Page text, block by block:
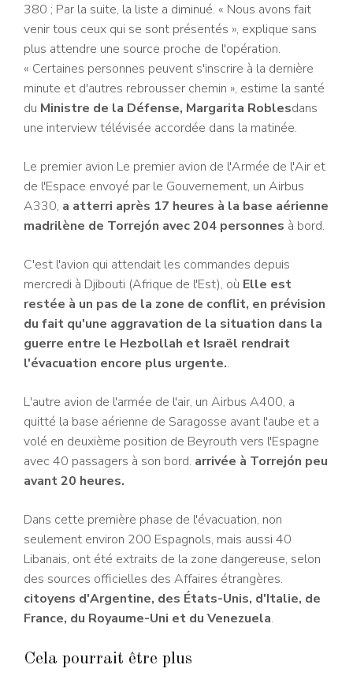
380 ; Par la suite, la liste a diminué. « Nous avons fait
venir tous ceux qui se sont présentés », explique sans
plus attendre une source proche de l'opération.
« Certaines personnes peuvent s'inscrire à la dernière
minute et d'autres rebrousser chemin », estime la santé
du Ministre de la Défense, Margarita Roblesdans
une interview télévisée accordée dans la matinée.
Le premier avion Le premier avion de l'Armée de l'Air et
de l'Espace envoyé par le Gouvernement, un Airbus
A330, a atterri après 17 heures à la base aérienne
madrilène de Torrejón avec 204 personnes à bord.
C'est l'avion qui attendait les commandes depuis
mercredi à Djibouti (Afrique de l'Est), où Elle est
restée à un pas de la zone de conflit, en prévision
du fait qu'une aggravation de la situation dans la
guerre entre le Hezbollah et Israël rendrait
l'évacuation encore plus urgente..
L'autre avion de l'armée de l'air, un Airbus A400, a
quitté la base aérienne de Saragosse avant l'aube et a
volé en deuxième position de Beyrouth vers l'Espagne
avec 40 passagers à son bord. arrivée à Torrejón peu
avant 20 heures.
Dans cette première phase de l'évacuation, non
seulement environ 200 Espagnols, mais aussi 40
Libanais, ont été extraits de la zone dangereuse, selon
des sources officielles des Affaires étrangères.
citoyens d'Argentine, des États-Unis, d'Italie, de
France, du Royaume-Uni et du Venezuela.
Cela pourrait être plus